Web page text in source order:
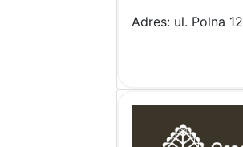
Adres: ul. Polna 12